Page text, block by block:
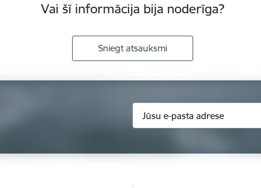
Vai šī informācija bija noderīga?
Sniegt atsauksmi